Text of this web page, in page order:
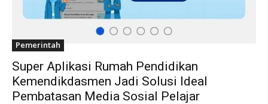
Pemerintah
Super Aplikasi Rumah Pendidikan
Kemendikdasmen Jadi Solusi Ideal
Pembatasan Media Sosial Pelajar